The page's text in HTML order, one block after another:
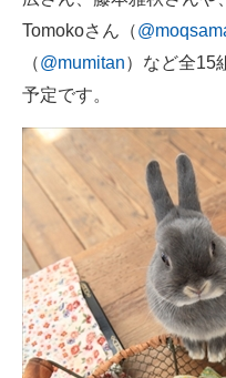
Tomokoさん（
（@mumitan）など全15
予定です。